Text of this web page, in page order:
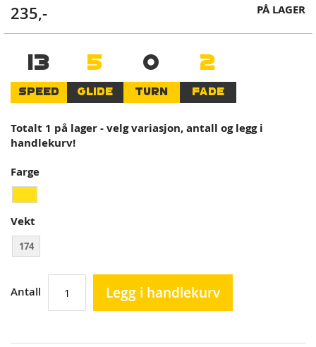
Skip
to
the
beginning
the
images
235,- PÅ LAGER
13
SPEED
5
GLIDE
0
TURN
2
FADE
Totalt 1 på lager - velg variasjon, antall og legg i
handlekurv!
Farge
Vekt
174
Antall Legg i handlekurv